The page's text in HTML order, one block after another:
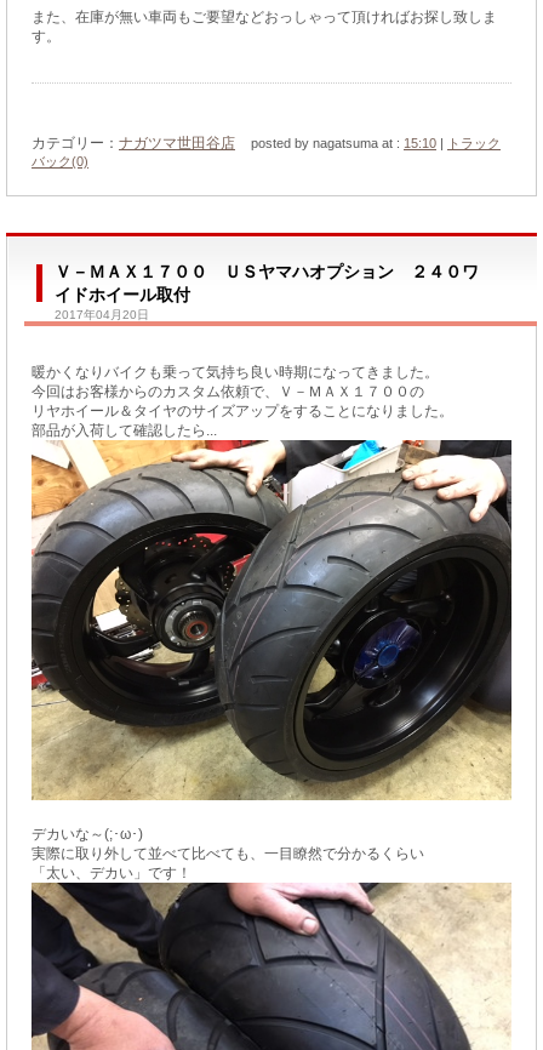
また、在庫が無い車両もご要望などおっしゃって頂ければお探し致しま
す。
カテゴリー： ナガツマ世田谷店 posted by nagatsuma at : 15:10
トラック
バック(0)
Ｖ－ＭＡＸ１７００ ＵＳヤマハオプション ２４０ワ
イドホイール取付
2017年04月20日
暖かくなりバイクも乗って気持ち良い時期になってきました。
今回はお客様からのカスタム依頼で、Ｖ－ＭＡＸ１７００の
リヤホイール＆タイヤのサイズアップをすることになりました。
部品が入荷して確認したら...
デカいな～(;･ω･)
実際に取り外して並べて比べても、一目瞭然で分かるくらい
「太い、デカい」 です！